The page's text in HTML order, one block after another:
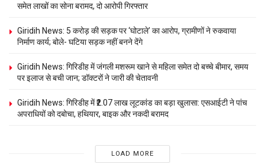
समेत लाखों का सोना बरामद, दो आरोपी गिरफ्तार
Giridih News: 5 करोड़ की सड़क पर ‘घोटाले’ का आरोप, ग्रामीणों ने रुकवाया
निर्माण कार्य; बोले- घटिया सड़क नहीं बनने देंगे
Giridih News: गिरिडीह में जंगली मशरूम खाने से महिला समेत दो बच्चे बीमार, समय
पर इलाज से बची जान; डॉक्टरों ने जारी की चेतावनी
Giridih News: गिरिडीह में ₹2.07 लाख लूटकांड का बड़ा खुलासा: एसआईटी ने पांच
अपराधियों को दबोचा, हथियार, बाइक और नकदी बरामद
LOAD MORE